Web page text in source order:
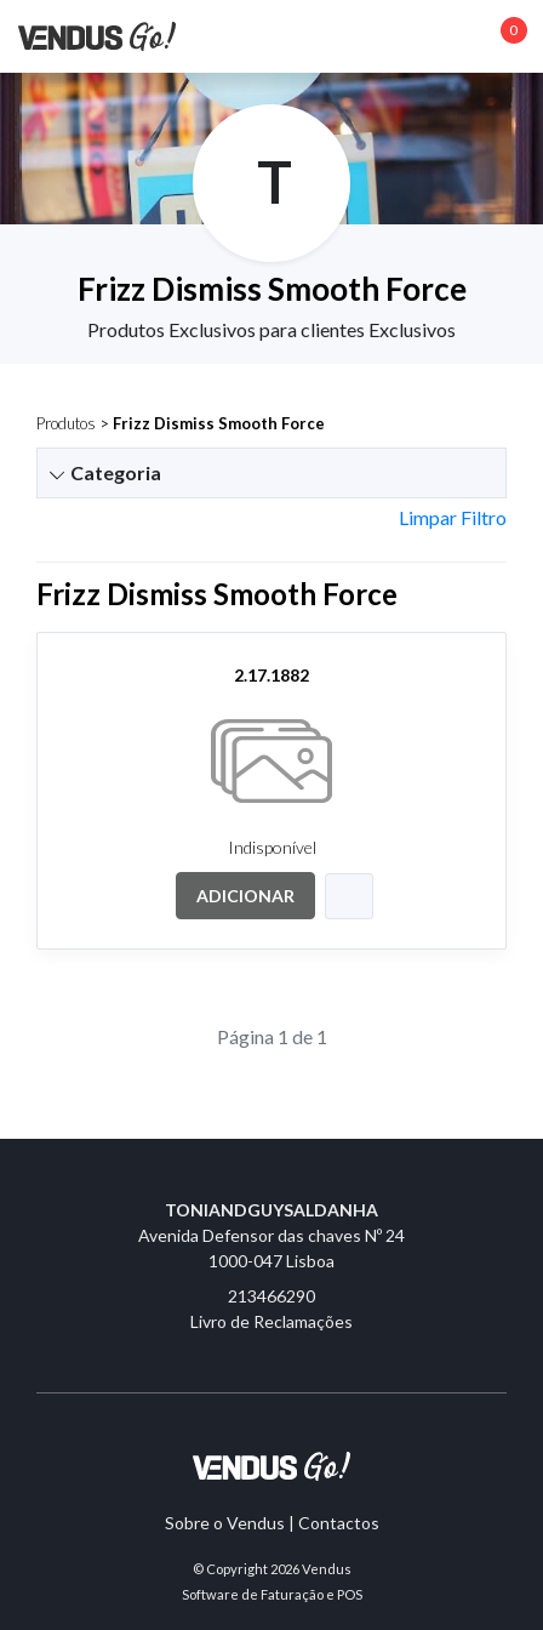
0
T
Frizz Dismiss Smooth Force
Produtos Exclusivos para clientes Exclusivos
Produtos > Frizz Dismiss Smooth Force
Categoria
Limpar Filtro
Frizz Dismiss Smooth Force
2.17.1882
Indisponível
ADICIONAR
Página 1 de 1
TONIANDGUYSALDANHA
Avenida Defensor das chaves Nº 24
1000-047 Lisboa
213466290
Livro de Reclamações
Sobre o Vendus | Contactos
© Copyright 2026Vendus
Software de Faturação e POS